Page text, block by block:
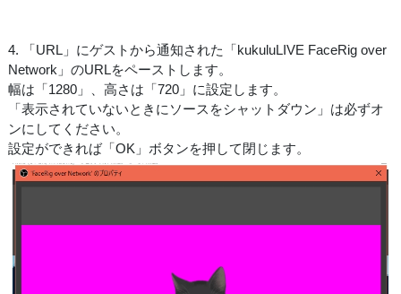
4. 「URL」にゲストから通知された「kukuluLIVE FaceRig over
Network」のURLをペーストします。
幅は「1280」、高さは「720」に設定します。
「表示されていないときにソースをシャットダウン」は必ずオ
ンにしてください。
設定ができれば「OK」ボタンを押して閉じます。